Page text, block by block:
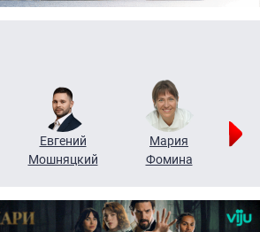
Евгений
Мошняцкий
Мария
Фомина